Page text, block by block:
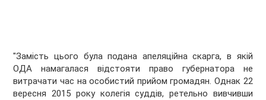
"Замість цього була подана апеляційна скарга, в якій
ОДА намагалася відстояти право губернатора не
витрачати час на особистий прийом громадян. Однак 22
вересня 2015 року колегія суддів, ретельно вивчивши